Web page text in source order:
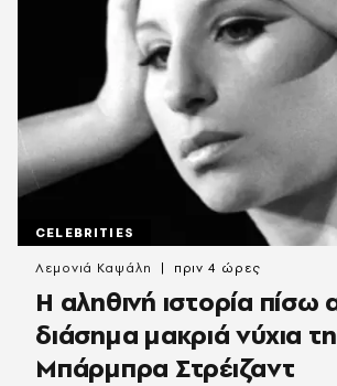
CELEBRITIES
Η αληθινή ιστορία πίσω
διάσημα μακριά νύχια
Μπάρμπρα Στρέιζαντ
Λεμονιά Καψάλη πριν 4 ώρες